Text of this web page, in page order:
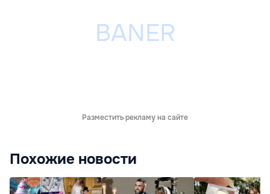
Разместить рекламу на сайте
Похожие новости